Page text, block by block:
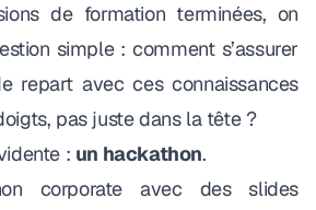
de formation terminées, on
simple : comment s’assurer
repart avec ces connaissances
pas juste dans la tête ?
: un hackathon.
corporate avec des slides